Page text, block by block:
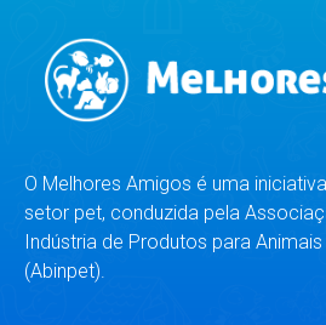
O Melhores Amigos é uma
setor pet, conduzida pela
Indústria de Produtos para
(Abinpet).